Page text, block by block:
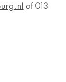
of 013